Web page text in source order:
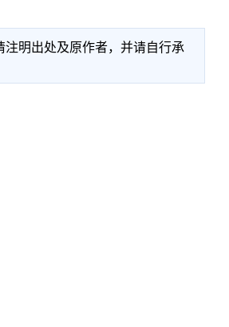
明出处及原作者，并请自行承